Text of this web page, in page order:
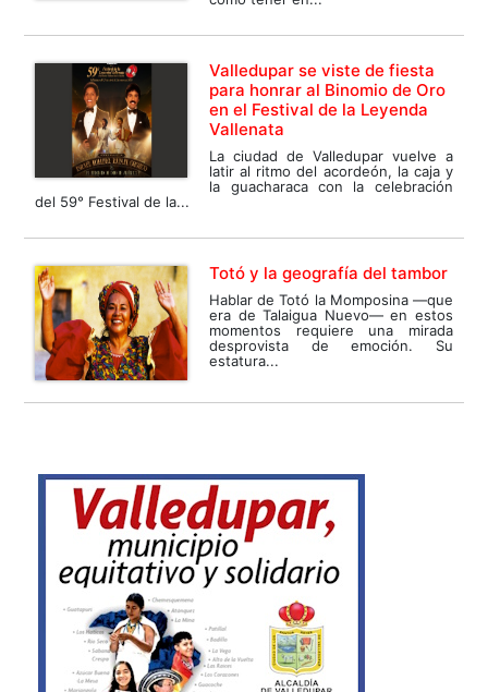
Valledupar se viste de fiesta
para honrar al Binomio de Oro
en el Festival de la Leyenda
Vallenata
La ciudad de Valledupar vuelve a
latir al ritmo del acordeón, la caja y
la guacharaca con la celebración
del 59° Festival de la...
Totó y la geografía del tambor
Hablar de Totó la Momposina —que
era de Talaigua Nuevo— en estos
momentos requiere una mirada
desprovista de emoción. Su
estatura...